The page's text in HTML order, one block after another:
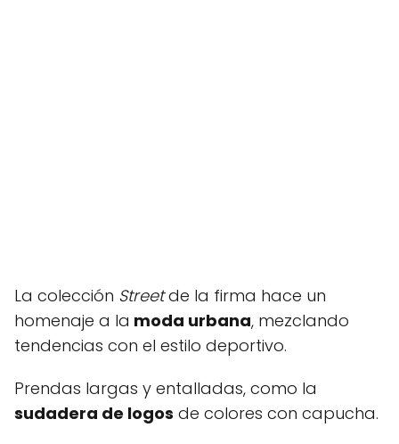
La colección Streetde la firma hace un
homenaje a la moda urbana, mezclando
tendencias con el estilo deportivo.
Prendas largas y entalladas, como la
sudadera de logos de colores con capucha.